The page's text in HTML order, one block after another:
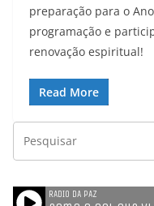
preparação para o
programação e
renovação espiritual!
Read More